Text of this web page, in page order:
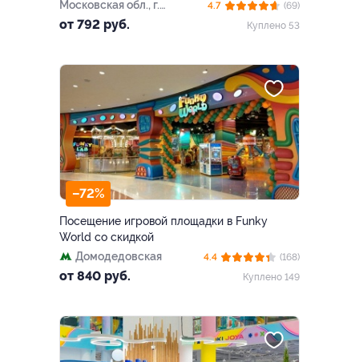
Московская обл., г.
Балашиха, ш. Энтузиастов,
от 792 руб.
4.7
(69)
Куплено 53
–72%
Посещение игровой площадки в Funky
World со скидкой
Домодедовская
от 840 руб.
4.4
(168)
Куплено 149